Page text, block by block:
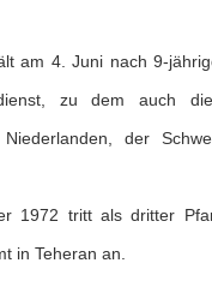
am 4. Juni nach 9-
zu dem auch
der
1972 tritt als dritter
in Teheran an.